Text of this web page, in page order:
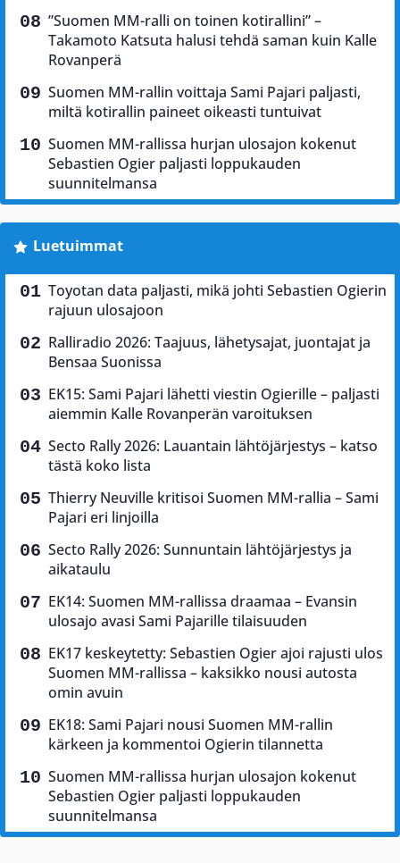
”Suomen MM-ralli on toinen kotirallini” –
Takamoto Katsuta halusi tehdä saman kuin Kalle
Rovanperä
Suomen MM-rallin voittaja Sami Pajari paljasti,
miltä kotirallin paineet oikeasti tuntuivat
Suomen MM-rallissa hurjan ulosajon kokenut
Sebastien Ogier paljasti loppukauden
suunnitelmansa
Luetuimmat
Toyotan data paljasti, mikä johti Sebastien Ogierin
rajuun ulosajoon
Ralliradio 2026: Taajuus, lähetysajat, juontajat ja
Bensaa Suonissa
EK15: Sami Pajari lähetti viestin Ogierille – paljasti
aiemmin Kalle Rovanperän varoituksen
Secto Rally 2026: Lauantain lähtöjärjestys – katso
tästä koko lista
Thierry Neuville kritisoi Suomen MM-rallia – Sami
Pajari eri linjoilla
Secto Rally 2026: Sunnuntain lähtöjärjestys ja
aikataulu
EK14: Suomen MM-rallissa draamaa – Evansin
ulosajo avasi Sami Pajarille tilaisuuden
EK17 keskeytetty: Sebastien Ogier ajoi rajusti ulos
Suomen MM-rallissa – kaksikko nousi autosta
omin avuin
EK18: Sami Pajari nousi Suomen MM-rallin
kärkeen ja kommentoi Ogierin tilannetta
Suomen MM-rallissa hurjan ulosajon kokenut
Sebastien Ogier paljasti loppukauden
suunnitelmansa